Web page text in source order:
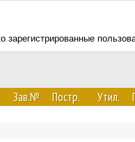
зарегистрированные
Зав.№ Постр. Утил.